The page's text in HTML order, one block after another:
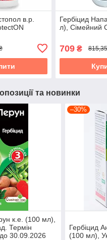
в.р.
Гербіцид
л), Сімейний
709₴
та новинки
к.е. (100 мл),
Термін
30.09.2026
–30%
Гербіцид
(100 мл),